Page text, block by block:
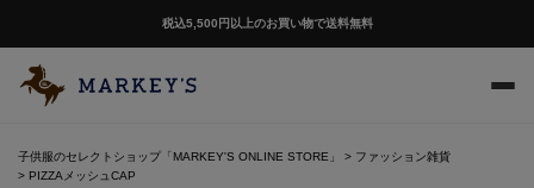
税込5,500円以上のお買い物で送料無料
子供服のセレクトショップ「MARKEY'S ONLINE STORE」
ファッション雑貨
PIZZAメッシュCAP